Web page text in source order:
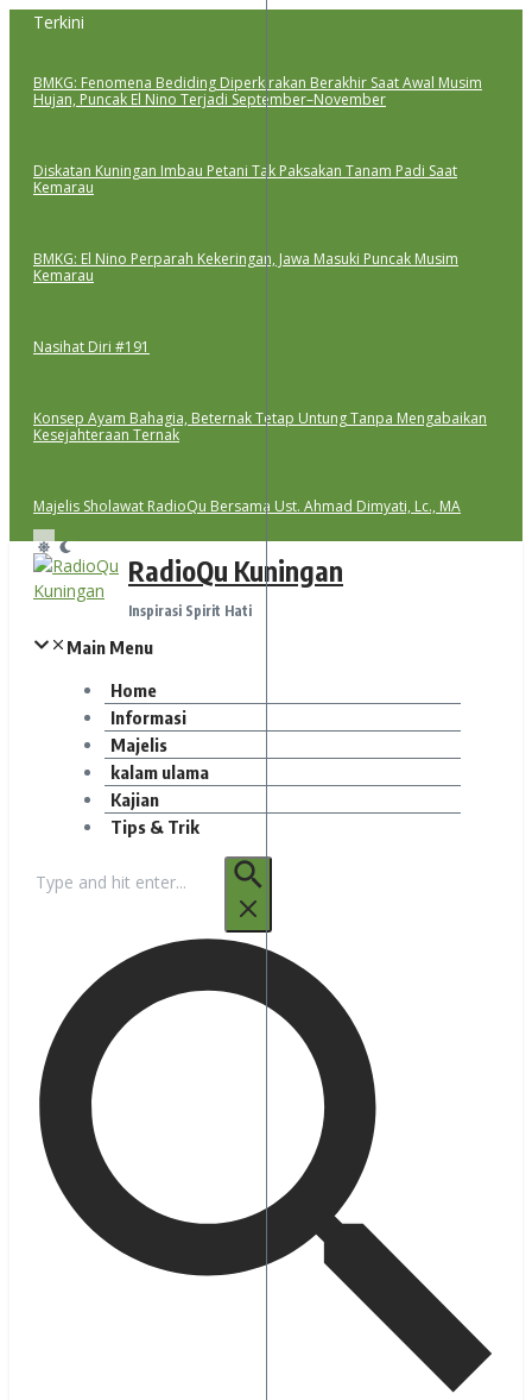
Lewati
Terkini
BMKG: Fenomena Bediding Diperkirakan Berakhir Saat Awal Musim
Hujan, Puncak El Nino Terjadi September–November
Diskatan Kuningan Imbau Petani Tak Paksakan Tanam Padi Saat
Kemarau
BMKG: El Nino Perparah Kekeringan, Jawa Masuki Puncak Musim
Kemarau
Nasihat Diri #191
Konsep Ayam Bahagia, Beternak Tetap Untung Tanpa Mengabaikan
Kesejahteraan Ternak
Majelis Sholawat RadioQu Bersama Ust. Ahmad Dimyati, Lc., MA
RadioQu Kuningan
Inspirasi Spirit Hati
Main Menu
Home
Informasi
Majelis
kalam ulama
Kajian
Tips & Trik
untuk: